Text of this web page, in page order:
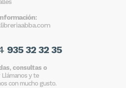
935 32 32 35
consultas o
Llámanos y te
con mucho gusto.